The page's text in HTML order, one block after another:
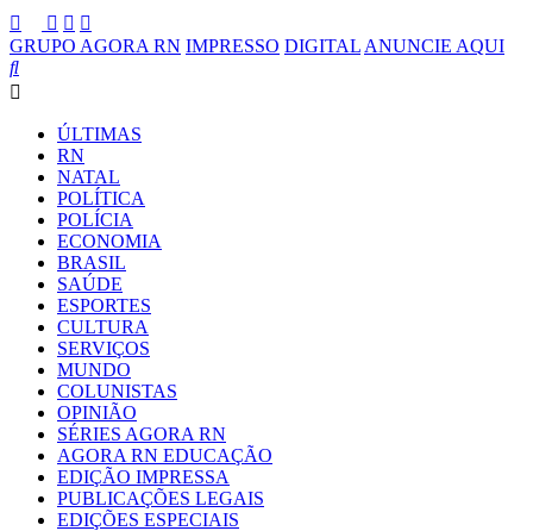
GRUPO AGORA RN IMPRESSO DIGITAL ANUNCIE AQUI
ÚLTIMAS
RN
NATAL
POLÍTICA
POLÍCIA
ECONOMIA
BRASIL
SAÚDE
ESPORTES
CULTURA
SERVIÇOS
MUNDO
COLUNISTAS
OPINIÃO
SÉRIES AGORA RN
AGORA RN EDUCAÇÃO
EDIÇÃO IMPRESSA
PUBLICAÇÕES LEGAIS
EDIÇÕES ESPECIAIS